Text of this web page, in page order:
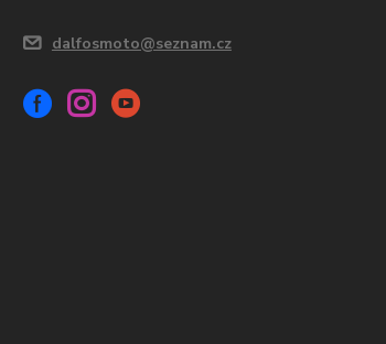
dalfosmoto@seznam.cz